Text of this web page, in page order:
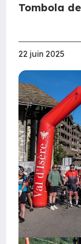
Tombola
22 juin 2025